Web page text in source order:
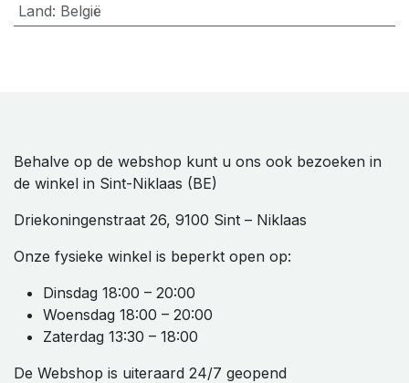
Land: België
Behalve op de webshop kunt u ons ook bezoeken in
de winkel in Sint-Niklaas (BE)
Driekoningenstraat 26, 9100 Sint – Niklaas
Onze fysieke winkel is beperkt open op:
Dinsdag 18:00 – 20:00
Woensdag 18:00 – 20:00
Zaterdag 13:30 – 18:00
De Webshop is uiteraard 24/7 geopend